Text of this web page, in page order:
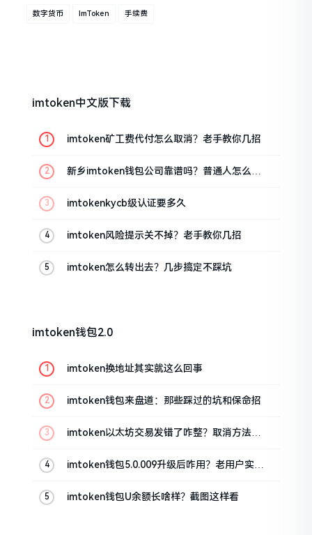
数字货币 ImToken 手续费
imtoken中文版下载
imtoken矿工费代付怎么取消？老手教你几招
新乡imtoken钱包公司靠谱吗？普通人怎么避
imtokenkycb级认证要多久
imtoken风险提示关不掉？老手教你几招
imtoken怎么转出去？几步搞定不踩坑
imtoken钱包2.0
imtoken换地址其实就这么回事
imtoken钱包来盘道：那些踩过的坑和保命招
imtoken以太坊交易发错了咋整？取消方法告
imtoken钱包5.0.009升级后咋用？老用户实测
imtoken钱包U余额长啥样？截图这样看